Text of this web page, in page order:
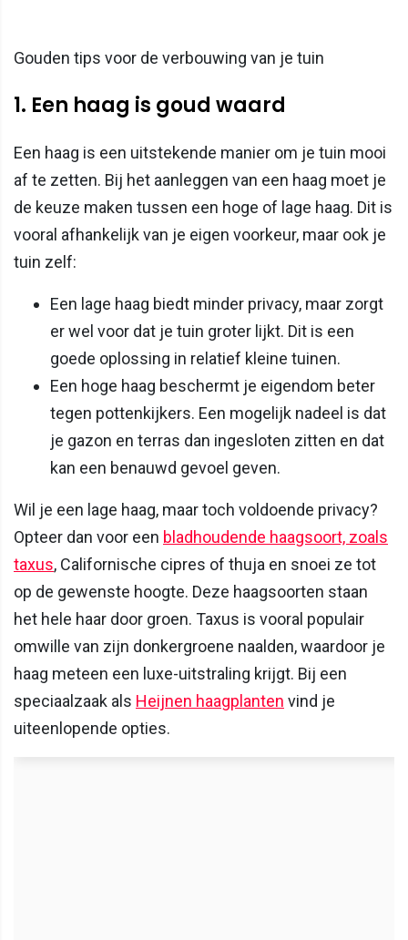
Gouden tips voor de verbouwing van je tuin
1. Een haag is goud waard
Een haag is een uitstekende manier om je tuin mooi
af te zetten. Bij het aanleggen van een haag moet je
de keuze maken tussen een hoge of lage haag. Dit is
vooral afhankelijk van je eigen voorkeur, maar ook je
tuin zelf:
Een lage haag biedt minder privacy, maar zorgt
er wel voor dat je tuin groter lijkt. Dit is een
goede oplossing in relatief kleine tuinen.
Een hoge haag beschermt je eigendom beter
tegen pottenkijkers. Een mogelijk nadeel is dat
je gazon en terras dan ingesloten zitten en dat
kan een benauwd gevoel geven.
Wil je een lage haag, maar toch voldoende privacy?
Opteer dan voor een bladhoudende haagsoort, zoals
taxus, Californische cipres of thuja en snoei ze tot
op de gewenste hoogte. Deze haagsoorten staan
het hele haar door groen. Taxus is vooral populair
omwille van zijn donkergroene naalden, waardoor je
haag meteen een luxe-uitstraling krijgt. Bij een
speciaalzaak als Heijnen haagplanten vind je
uiteenlopende opties.